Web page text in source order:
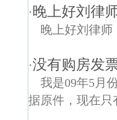
·晚上好刘律
晚上好刘律
·没有购房发
我是09年5月
据原件，现在只